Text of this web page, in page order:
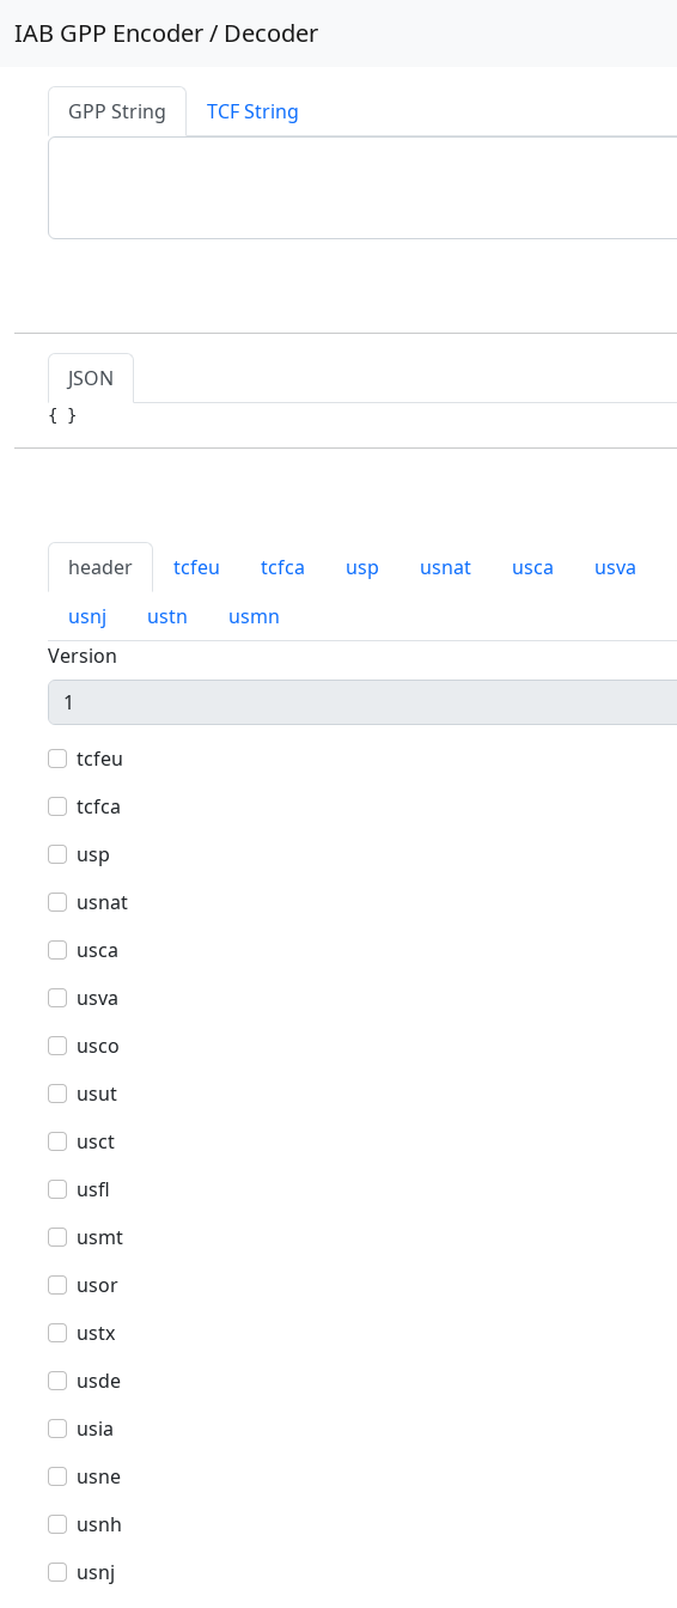
IAB GPP Encoder / Decoder
GPP String TCF String
JSON
{ }
header tcfeu tcfca usp usnat usca usva
usnj
ustn
usmn
Version
tcfeu
tcfca
usp
usnat
usca
usva
usco
usut
usct
usfl
usmt
usor
ustx
usde
usia
usne
usnh
usnj